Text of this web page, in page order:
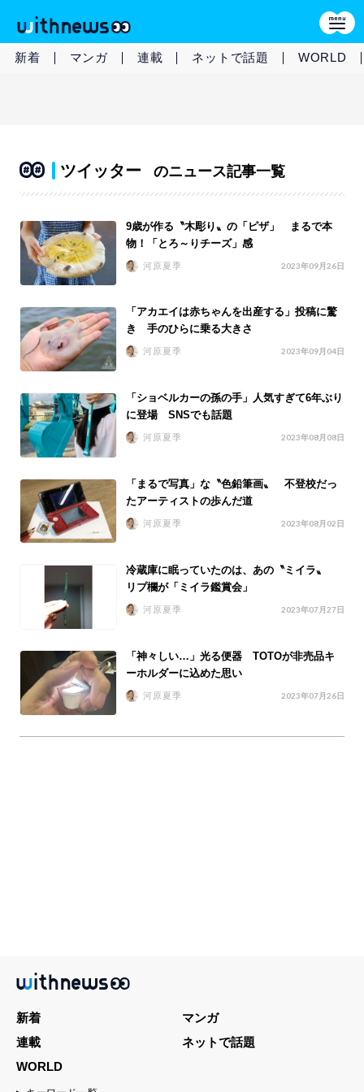
新着 マンガ 連載 ネットで話題 WORLD
ツイッター のニュース記事一覧
9歳が作る〝木彫り〟の「ピザ」 まるで本
物！「とろ～りチーズ」感
河原夏季 2023年09月26日
「アカエイは赤ちゃんを出産する」投稿に驚
き 手のひらに乗る大きさ
河原夏季 2023年09月04日
「ショベルカーの孫の手」人気すぎて6年ぶり
に登場 SNSでも話題
河原夏季 2023年08月08日
「まるで写真」な〝色鉛筆画〟 不登校だっ
たアーティストの歩んだ道
河原夏季 2023年08月02日
冷蔵庫に眠っていたのは、あの〝ミイラ〟
リプ欄が「ミイラ鑑賞会」
河原夏季 2023年07月27日
「神々しい…」光る便器 TOTOが非売品キ
ーホルダーに込めた思い
河原夏季 2023年07月26日
新着
マンガ
連載
ネットで話題
WORLD